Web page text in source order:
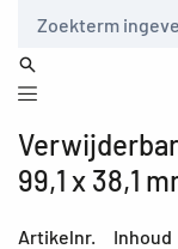
99,1 x 38,1
Artikelnr.
Inhoud